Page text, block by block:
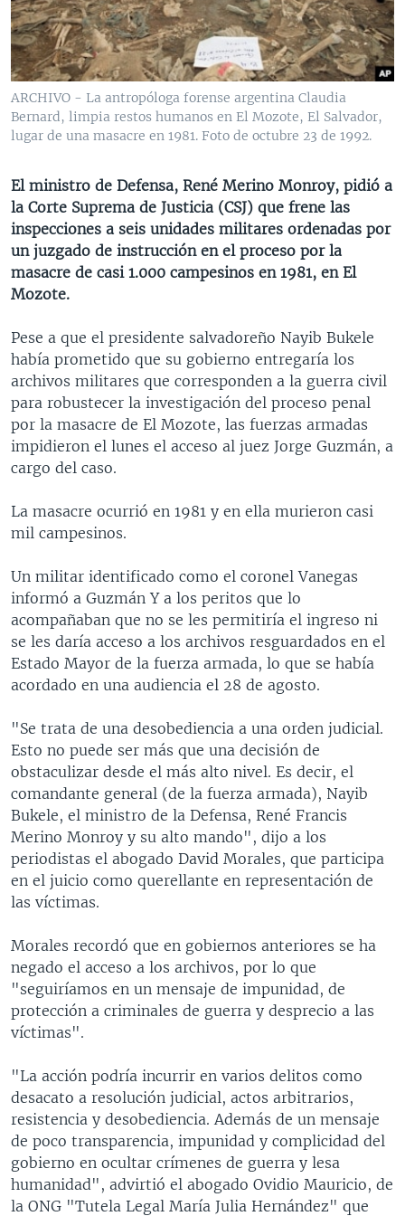
VENEZUELA
BRASIL
NICARAGUA
ECONOMÍA
ENTRETENIMIENTO Y CULTURA
TECNOLOGÍA
DEPORTES
CIENCIA Y SALUD
MULTIMEDIA
VIDEOS
FOTOGRAFÍA
AUDIOS
PROGRAMAS TV
EL MUNDO AL DÍA
FORO INTERAMERICANO
VISIÓN 360
LAS CLAVES
PANORAMA
RADIO
AVANCE INFORMATIVO
AUDIONOTICIAS
BUENOS DÍAS AMÉRICA
ESTADOS UNIDOS AL DÍA
EL MUNDO AL DÍA [RADIO]
FORO [RADIO]
NOTA ECONÓMICA
ENTRETENIMIENTO
DIRECT
DOCUMENTALES DE LA VOA
Learning English
SÍGANOS
ARCHIVO - La antropóloga forense argentina Claudia
Bernard, limpia restos humanos en El Mozote, El Salvador,
lugar de una masacre en 1981. Foto de octubre 23 de 1992.
El ministro de Defensa, René Merino Monroy, pidió a
la Corte Suprema de Justicia (CSJ) que frene las
inspecciones a seis unidades militares ordenadas por
un juzgado de instrucción en el proceso por la
masacre de casi 1.000 campesinos en 1981, en El
Mozote.
Pese a que el presidente salvadoreño Nayib Bukele
había prometido que su gobierno entregaría los
archivos militares que corresponden a la guerra civil
para robustecer la investigación del proceso penal
por la masacre de El Mozote, las fuerzas armadas
impidieron el lunes el acceso al juez Jorge Guzmán, a
cargo del caso.
La masacre ocurrió en 1981 y en ella murieron casi
mil campesinos.
Un militar identificado como el coronel Vanegas
informó a Guzmán Y a los peritos que lo
acompañaban que no se les permitiría el ingreso ni
se les daría acceso a los archivos resguardados en el
Estado Mayor de la fuerza armada, lo que se había
acordado en una audiencia el 28 de agosto.
"Se trata de una desobediencia a una orden judicial.
Esto no puede ser más que una decisión de
obstaculizar desde el más alto nivel. Es decir, el
comandante general (de la fuerza armada), Nayib
Bukele, el ministro de la Defensa, René Francis
Merino Monroy y su alto mando", dijo a los
periodistas el abogado David Morales, que participa
en el juicio como querellante en representación de
las víctimas.
Morales recordó que en gobiernos anteriores se ha
negado el acceso a los archivos, por lo que
"seguiríamos en un mensaje de impunidad, de
protección a criminales de guerra y desprecio a las
víctimas".
"La acción podría incurrir en varios delitos como
desacato a resolución judicial, actos arbitrarios,
resistencia y desobediencia. Además de un mensaje
de poco transparencia, impunidad y complicidad del
gobierno en ocultar crímenes de guerra y lesa
humanidad", advirtió el abogado Ovidio Mauricio, de
la ONG "Tutela Legal María Julia Hernández" que